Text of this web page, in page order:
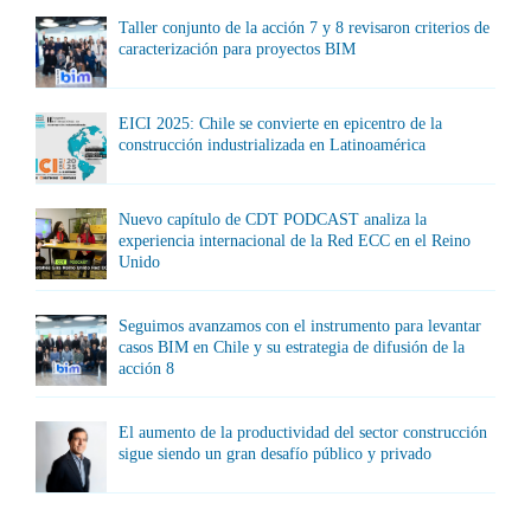
Taller conjunto de la acción 7 y 8 revisaron criterios de
caracterización para proyectos BIM
EICI 2025: Chile se convierte en epicentro de la
construcción industrializada en Latinoamérica
Nuevo capítulo de CDT PODCAST analiza la
experiencia internacional de la Red ECC en el Reino
Unido
Seguimos avanzamos con el instrumento para levantar
casos BIM en Chile y su estrategia de difusión de la
acción 8
El aumento de la productividad del sector construcción
sigue siendo un gran desafío público y privado